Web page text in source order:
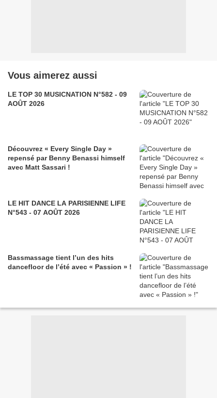
Vous aimerez aussi
LE TOP 30 MUSICNATION N°582 - 09
AOÛT 2026
Découvrez « Every Single Day »
repensé par Benny Benassi himself
avec Matt Sassari !
LE HIT DANCE LA PARISIENNE LIFE
N°543 - 07 AOÛT 2026
Bassmassage tient l’un des hits
dancefloor de l’été avec « Passion » !